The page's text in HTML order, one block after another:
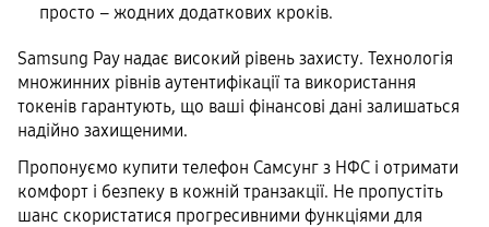
просто – жодних додаткових кроків.
Samsung Pay надає високий рівень захисту. Технологія
множинних рівнів аутентифікації та використання
токенів гарантують, що ваші фінансові дані залишаться
надійно захищеними.
Пропонуємо купити телефон Самсунг з НФС і отримати
комфорт і безпеку в кожній транзакції. Не пропустіть
шанс скористатися прогресивними функціями для